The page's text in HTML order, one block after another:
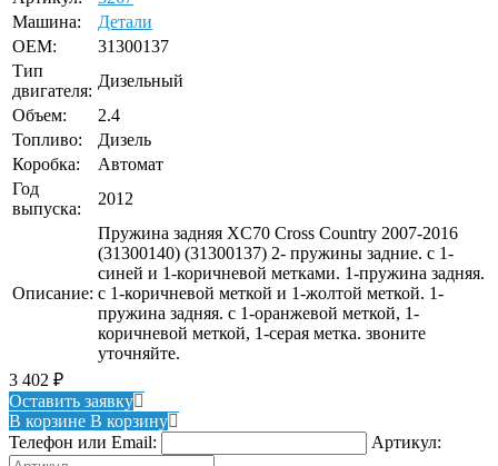
Машина:
Детали
OEM:
31300137
Тип
двигателя:
Дизельный
Объем:
2.4
Топливо:
Дизель
Коробка:
Автомат
Год
выпуска:
2012
Описание:
Пружина задняя XC70 Cross Country 2007-2016
(31300140) (31300137) 2- пружины задние. с 1-
синей и 1-коричневой метками. 1-пружина задняя.
с 1-коричневой меткой и 1-жолтой меткой. 1-
пружина задняя. с 1-оранжевой меткой, 1-
коричневой меткой, 1-серая метка. звоните
уточняйте.
3 402 ₽
Оставить заявку
В корзине В корзину
Телефон или Email:
Артикул: